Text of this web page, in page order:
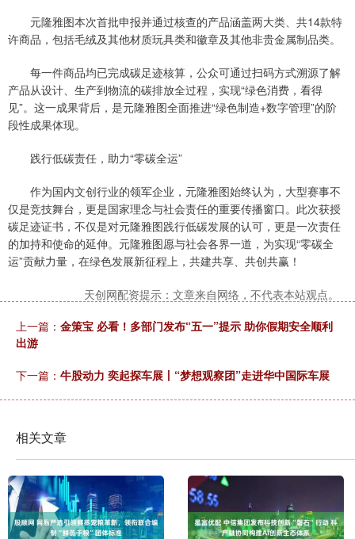
元隆雅图本次首批申报并通过核查的产品涵盖两大类、共14款特
许商品，包括毛绒及其他材质玩具类和徽章及其他非贵金属制品类。
每一件商品均已完成碳足迹核算，公众可通过扫码方式溯源了解
产品从设计、生产到物流的碳排放全过程，实现“绿色消费，看得
见”。这一成果背后，是元隆雅图全面推进“绿色制造+数字管理”的阶
段性成果体现。
践行低碳责任，助力“零碳全运”
作为国内文创行业的领军企业，元隆雅图始终认为，大型赛事不
仅是竞技舞台，更是国家理念与社会责任的重要传播窗口。此次获授
碳足迹证书，不仅是对元隆雅图践行低碳发展的认可，更是一次责任
的加持和使命的延伸。元隆雅图愿与社会各界一道，为实现“零碳全
运”贡献力量，在绿色发展新征程上，共建共享、共创共赢！
天创网配资提示：文章来自网络，不代表本站观点。
上一篇： 金策宝 必看！多部门发布“五一”提示 助你假期安全顺利
出游
下一篇： 牛股动力 奕起探车展丨“梦想观察团”走进华中国际车展
相关文章